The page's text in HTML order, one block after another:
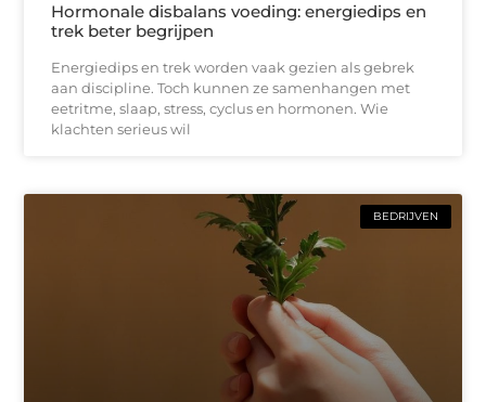
Hormonale disbalans voeding: energiedips en
trek beter begrijpen
Energiedips en trek worden vaak gezien als gebrek
aan discipline. Toch kunnen ze samenhangen met
eetritme, slaap, stress, cyclus en hormonen. Wie
klachten serieus wil
BEDRIJVEN